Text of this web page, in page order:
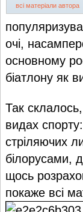
всі матеріали автора
очі,
основному
біатлону як
Так
видах спорту:
стріляючих
білорусами,
щось
покаже всі